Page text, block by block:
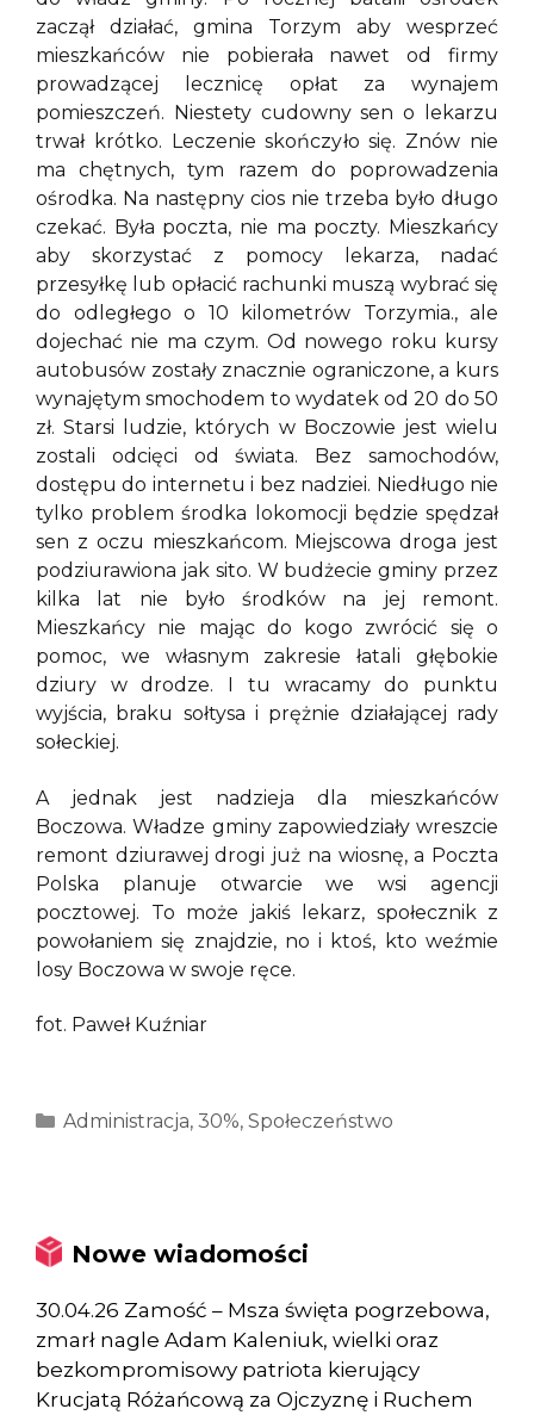
zaczął działać, gmina Torzym aby wesprzeć
mieszkańców nie pobierała nawet od firmy
prowadzącej lecznicę opłat za wynajem
pomieszczeń. Niestety cudowny sen o lekarzu
trwał krótko. Leczenie skończyło się. Znów nie
ma chętnych, tym razem do poprowadzenia
ośrodka. Na następny cios nie trzeba było długo
czekać. Była poczta, nie ma poczty. Mieszkańcy
aby skorzystać z pomocy lekarza, nadać
przesyłkę lub opłacić rachunki muszą wybrać się
do odległego o 10 kilometrów Torzymia., ale
dojechać nie ma czym. Od nowego roku kursy
autobusów zostały znacznie ograniczone, a kurs
wynajętym smochodem to wydatek od 20 do 50
zł. Starsi ludzie, których w Boczowie jest wielu
zostali odcięci od świata. Bez samochodów,
dostępu do internetu i bez nadziei. Niedługo nie
tylko problem środka lokomocji będzie spędzał
sen z oczu mieszkańcom. Miejscowa droga jest
podziurawiona jak sito. W budżecie gminy przez
kilka lat nie było środków na jej remont.
Mieszkańcy nie mając do kogo zwrócić się o
pomoc, we własnym zakresie łatali głębokie
dziury w drodze. I tu wracamy do punktu
wyjścia, braku sołtysa i prężnie działającej rady
sołeckiej.
A jednak jest nadzieja dla mieszkańców
Boczowa. Władze gminy zapowiedziały wreszcie
remont dziurawej drogi już na wiosnę, a Poczta
Polska planuje otwarcie we wsi agencji
pocztowej. To może jakiś lekarz, społecznik z
powołaniem się znajdzie, no i ktoś, kto weźmie
losy Boczowa w swoje ręce.
fot. Paweł Kuźniar
Kategorie
Administracja, 30%, Społeczeństwo
Nowe wiadomości
30.04.26 Zamość – Msza święta pogrzebowa,
zmarł nagle Adam Kaleniuk, wielki oraz
bezkompromisowy patriota kierujący
Krucjatą Różańcową za Ojczyznę i Ruchem